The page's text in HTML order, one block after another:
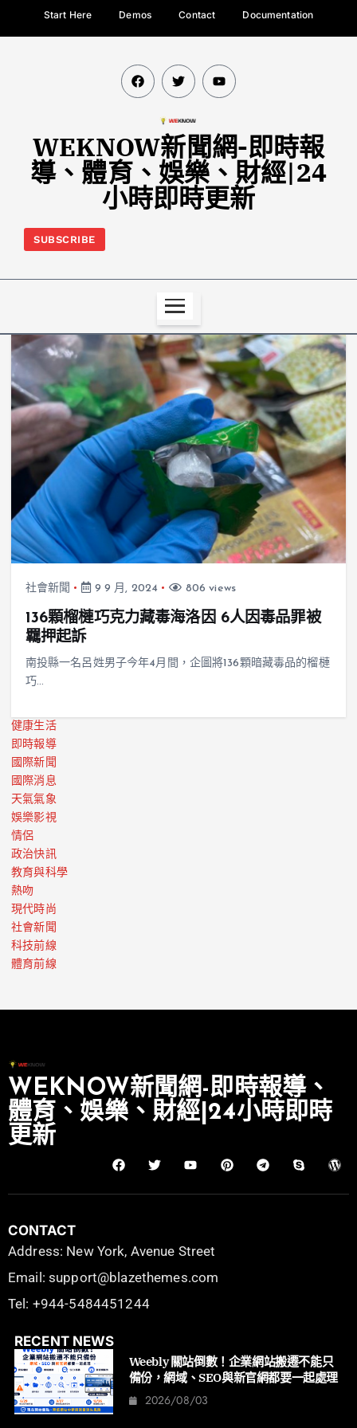
Start Here Demos Contact Documentation
WEKNOW新聞網-即時報
導、體育、娛樂、財經|24
小時即時更新
SUBSCRIBE
社會新聞 9 9 月, 2024 806 views
136顆榴槤巧克力藏毒海洛因 6人因毒品罪被
羈押起訴
南投縣一名呂姓男子今年4月間，企圖將136顆暗藏毒品的榴槤
巧…
健康生活
即時報導
國際新聞
國際消息
天氣氣象
娛樂影視
情侶
政治快訊
教育與科學
熱吻
現代時尚
社會新聞
科技前線
體育前線
WEKNOW新聞網-即時報導、
體育、娛樂、財經|24小時即時
更新
CONTACT
Address: New York, Avenue Street
Email: support@blazethemes.com
Tel: +944-5484451244
RECENT NEWS
Weebly 關站倒數！企業網站搬遷不能只
備份，網域、SEO與新官網都要一起處理
2026/08/03